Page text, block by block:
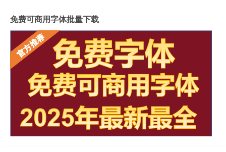
免费可商用字体批量下载